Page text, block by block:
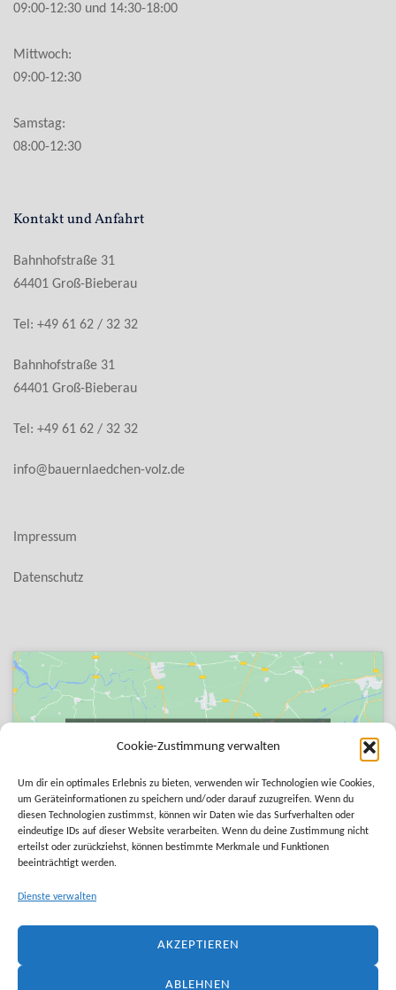
Cookie-Zustimmung verwalten
Um dir ein optimales Erlebnis zu bieten, verwenden wir Technologien wie Cookies,
um Geräteinformationen zu speichern und/oder darauf zuzugreifen. Wenn du
diesen Technologien zustimmst, können wir Daten wie das Surfverhalten oder
eindeutige IDs auf dieser Website verarbeiten. Wenn du deine Zustimmung nicht
erteilst oder zurückziehst, können bestimmte Merkmale und Funktionen
beeinträchtigt werden.
Dienste verwalten
AKZEPTIEREN
ABLEHNEN
09:00-12:30 und 14:30-18:00
Mittwoch:
09:00-12:30
Samstag:
08:00-12:30
Kontakt und Anfahrt
Bahnhofstraße 31
64401 Groß-Bieberau
Tel: +49 61 62 / 32 32
Bahnhofstraße 31
64401 Groß-Bieberau
Tel: +49 61 62 / 32 32
info@bauernlaedchen-volz.de
Impressum
Datenschutz
Cookie-Richtlinie
ICH STIMME ZU